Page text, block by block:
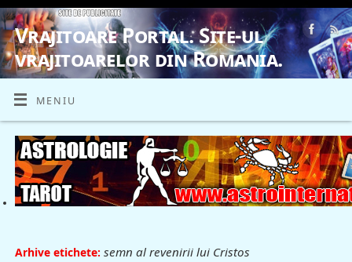
Vrajitoare Portal. Site-ul
vrajitoarelor din Romania.
VRAJITOARE, VRAJITOARELE, VRAJITOARE
MENIU
Arhive etichete: semn al revenirii lui Cristos